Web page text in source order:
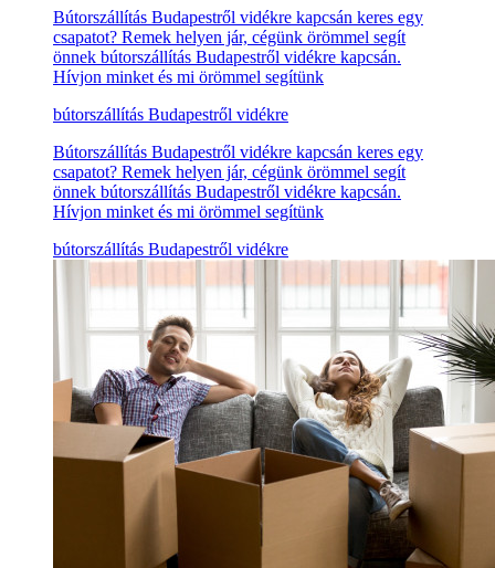
Bútorszállítás Budapestről vidékre kapcsán keres egy
csapatot? Remek helyen jár, cégünk örömmel segít
önnek bútorszállítás Budapestről vidékre kapcsán.
Hívjon minket és mi örömmel segítünk
bútorszállítás Budapestről vidékre
Bútorszállítás Budapestről vidékre kapcsán keres egy
csapatot? Remek helyen jár, cégünk örömmel segít
önnek bútorszállítás Budapestről vidékre kapcsán.
Hívjon minket és mi örömmel segítünk
bútorszállítás Budapestről vidékre